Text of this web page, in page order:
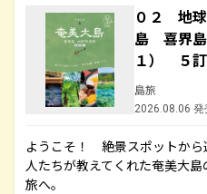
０２ 地
島 喜界
１） ５
島旅
2026.08.06 発
ようこそ！ 絶景スポットから
人たちが教えてくれた奄美大
旅へ。